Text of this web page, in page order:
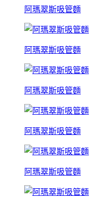
阿瑪翠斯吸管麵
阿瑪翠斯吸管麵
阿瑪翠斯吸管麵
阿瑪翠斯吸管麵
阿瑪翠斯吸管麵